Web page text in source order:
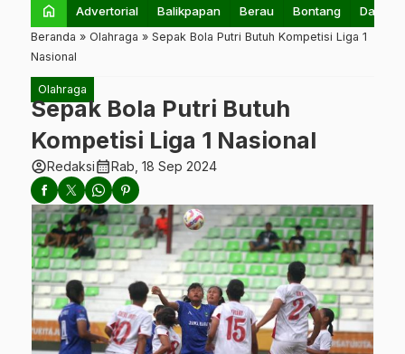
home Advertorial Balikpapan Berau Bontang Daerah
Beranda » Olahraga » Sepak Bola Putri Butuh Kompetisi Liga 1
Nasional
Olahraga
Sepak Bola Putri Butuh
Kompetisi Liga 1 Nasional
account_circleRedaksicalendar_monthRab, 18 Sep 2024